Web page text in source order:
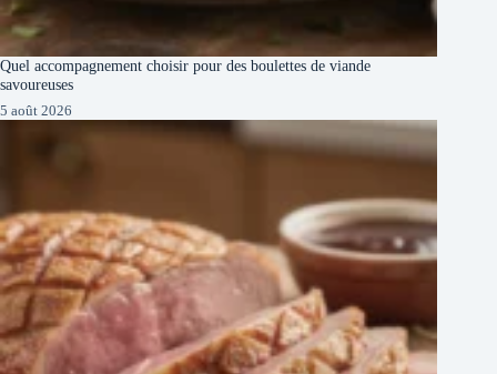
Quel accompagnement choisir pour des boulettes de viande
savoureuses
5 août 2026